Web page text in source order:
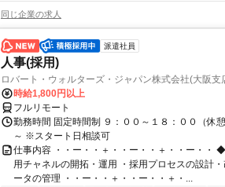
同じ企業の求人
派遣社員
人事(採用)
ロバート・ウォルターズ・ジャパン株式会社(大阪支
時給1,800円以上
フルリモート
勤務時間 固定時間制 ９：００～１８：００（休
～ ※スタート日相談可
仕事内容 ・・ー・・＋・・ー・・＋・・ー・・
用チャネルの開拓・運用 ・採用プロセスの設計
ータの管理 ・・ー・・＋・・ー・・＋・...